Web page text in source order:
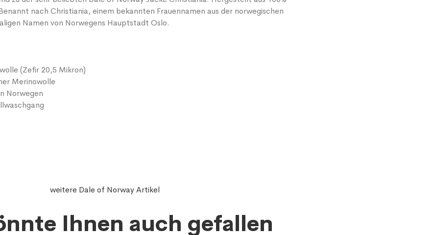
nach Christiania, einem bekannten Frauennamen aus der norwegischen
Namen von Norwegens Hauptstadt Oslo.
(Zefir 20,5 Mikron)
Merinowolle
Norwegen
weitere Dale of Norway Artikel
Ihnen auch gefallen